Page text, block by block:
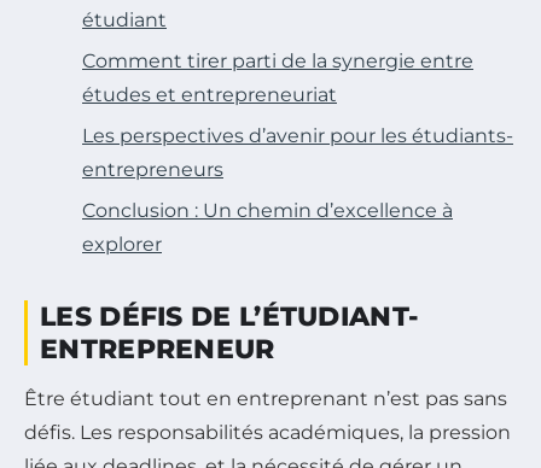
étudiant
Comment tirer parti de la synergie entre
études et entrepreneuriat
Les perspectives d’avenir pour les étudiants-
entrepreneurs
Conclusion : Un chemin d’excellence à
explorer
LES DÉFIS DE L’ÉTUDIANT-
ENTREPRENEUR
Être étudiant tout en entreprenant n’est pas sans
défis. Les responsabilités académiques, la pression